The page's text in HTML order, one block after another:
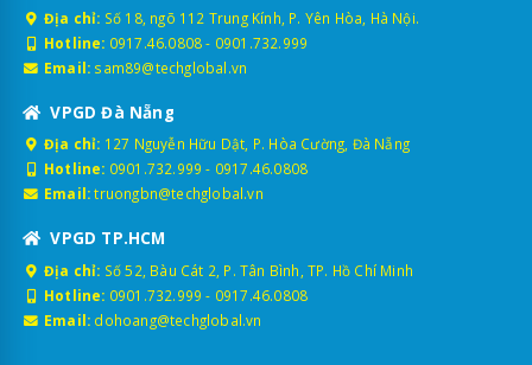
Địa chỉ: Số 18, ngõ 112 Trung Kính, P. Yên Hòa, Hà Nội.
Hotline: 0917.46.0808- 0901.732.999
Email: sam89@techglobal.vn
VPGD Đà Nẵng
Địa chỉ: 127 Nguyễn Hữu Dật, P. Hòa Cường, Đà Nẵng
Hotline: 0901.732.999 - 0917.46.0808
Email: truongbn@techglobal.vn
VPGD TP.HCM
Địa chỉ: Số 52, Bàu Cát 2, P. Tân Bình, TP. Hồ Chí Minh
Hotline: 0901.732.999 - 0917.46.0808
Email: dohoang@techglobal.vn